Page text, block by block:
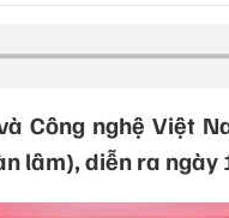
Công nghệ Việt
lâm), diễn ra ngày